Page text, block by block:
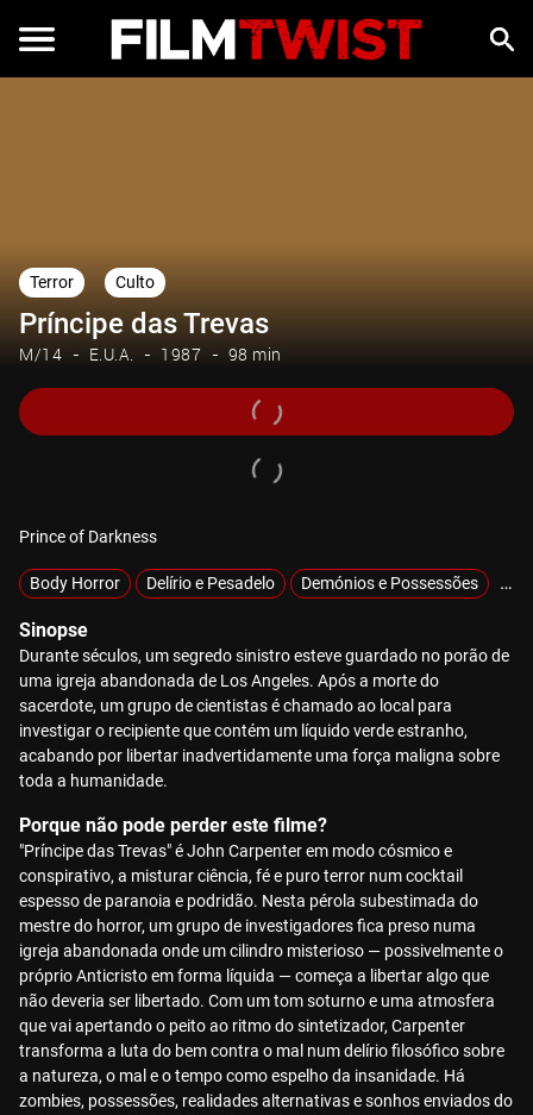
Terror Culto
Príncipe das Trevas
M/14 E.U.A. 1987 98 min
Prince of Darkness
Body Horror Delírio e Pesadelo Demónios e Possessões
Sinopse
Durante séculos, um segredo sinistro esteve guardado no porão de
uma igreja abandonada de Los Angeles. Após a morte do
sacerdote, um grupo de cientistas é chamado ao local para
investigar o recipiente que contém um líquido verde estranho,
acabando por libertar inadvertidamente uma força maligna sobre
toda a humanidade.
Porque não pode perder este filme?
"Príncipe das Trevas" é John Carpenter em modo cósmico e
conspirativo, a misturar ciência, fé e puro terror num cocktail
espesso de paranoia e podridão. Nesta pérola subestimada do
mestre do horror, um grupo de investigadores fica preso numa
igreja abandonada onde um cilindro misterioso — possivelmente o
próprio Anticristo em forma líquida — começa a libertar algo que
não deveria ser libertado. Com um tom soturno e uma atmosfera
que vai apertando o peito ao ritmo do sintetizador, Carpenter
transforma a luta do bem contra o mal num delírio filosófico sobre
a natureza, o mal e o tempo como espelho da insanidade. Há
zombies, possessões, realidades alternativas e sonhos enviados do